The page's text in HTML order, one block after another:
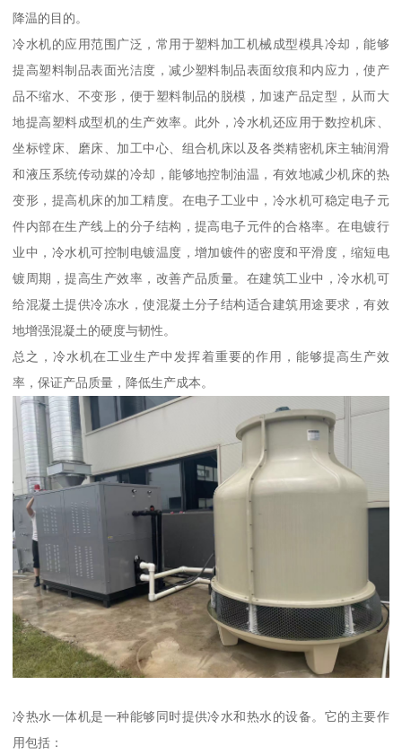
降温的目的。
冷水机的应用范围广泛，常用于塑料加工机械成型模具冷却，能够
提高塑料制品表面光洁度，减少塑料制品表面纹痕和内应力，使产
品不缩水、不变形，便于塑料制品的脱模，加速产品定型，从而大
地提高塑料成型机的生产效率。此外，冷水机还应用于数控机床、
坐标镗床、磨床、加工中心、组合机床以及各类精密机床主轴润滑
和液压系统传动媒的冷却，能够地控制油温，有效地减少机床的热
变形，提高机床的加工精度。在电子工业中，冷水机可稳定电子元
件内部在生产线上的分子结构，提高电子元件的合格率。在电镀行
业中，冷水机可控制电镀温度，增加镀件的密度和平滑度，缩短电
镀周期，提高生产效率，改善产品质量。在建筑工业中，冷水机可
给混凝土提供冷冻水，使混凝土分子结构适合建筑用途要求，有效
地增强混凝土的硬度与韧性。
总之，冷水机在工业生产中发挥着重要的作用，能够提高生产效
率，保证产品质量，降低生产成本。
冷热水一体机是一种能够同时提供冷水和热水的设备。它的主要作
用包括：